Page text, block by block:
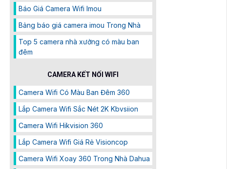
Báo Giá Camera Wifi Imou
Bảng báo giá camera imou Trong Nhà
Top 5 camera nhà xưởng có màu ban
đêm
CAMERA KẾT NỐI WIFI
Camera Wifi Có Màu Ban Đêm 360
Lắp Camera Wifi Sắc Nét 2K Kbvsiion
Camera Wifi Hikvision 360
Lắp Camera Wifi Giá Rẻ Visioncop
Camera Wifi Xoay 360 Trong Nhà Dahua